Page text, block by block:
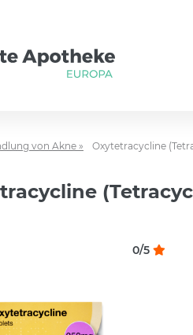
von Akne » Oxytetracycline
0/5